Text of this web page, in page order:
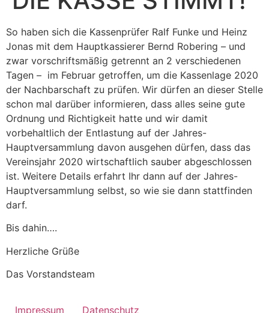
So haben sich die Kassenprüfer Ralf Funke und Heinz
Jonas mit dem Hauptkassierer Bernd Robering – und
zwar vorschriftsmäßig getrennt an 2 verschiedenen
Tagen – im Februar getroffen, um die Kassenlage 2020
der Nachbarschaft zu prüfen. Wir dürfen an dieser Stelle
schon mal darüber informieren, dass alles seine gute
Ordnung und Richtigkeit hatte und wir damit
vorbehaltlich der Entlastung auf der Jahres-
Hauptversammlung davon ausgehen dürfen, dass das
Vereinsjahr 2020 wirtschaftlich sauber abgeschlossen
ist. Weitere Details erfahrt Ihr dann auf der Jahres-
Hauptversammlung selbst, so wie sie dann stattfinden
darf.
Bis dahin….
Herzliche Grüße
Das Vorstandsteam
Impressum Datenschutz